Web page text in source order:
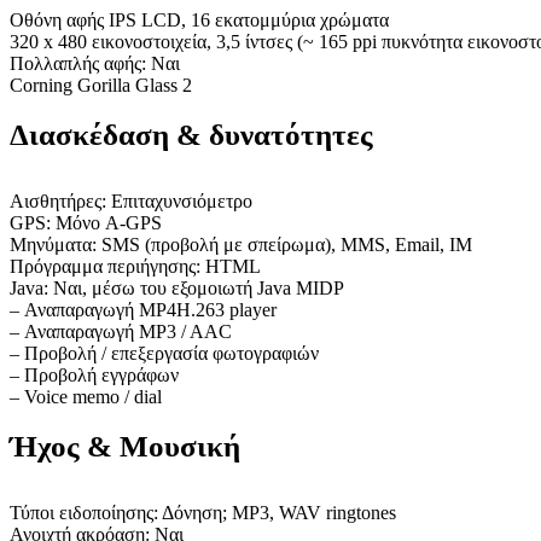
Οθόνη αφής IPS LCD, 16 εκατομμύρια χρώματα
320 x 480 εικονοστοιχεία, 3,5 ίντσες (~ 165 ppi πυκνότητα
Πολλαπλής αφής: Ναι
Corning Gorilla Glass 2
Διασκέδαση & δυνατότητες
Αισθητήρες: Επιταχυνσιόμετρο
GPS: Μόνο A-GPS
Μηνύματα: SMS (προβολή με σπείρωμα), MMS, Email, IM
Πρόγραμμα περιήγησης: HTML
Java: Ναι, μέσω του εξομοιωτή Java MIDP
– Αναπαραγωγή MP4H.263 player
– Αναπαραγωγή MP3 / AAC
– Προβολή / επεξεργασία φωτογραφιών
– Προβολή εγγράφων
– Voice memo / dial
Ήχος & Μουσική
Τύποι ειδοποίησης: Δόνηση; MP3, WAV ringtones
Ανοιχτή ακρόαση: Ναι